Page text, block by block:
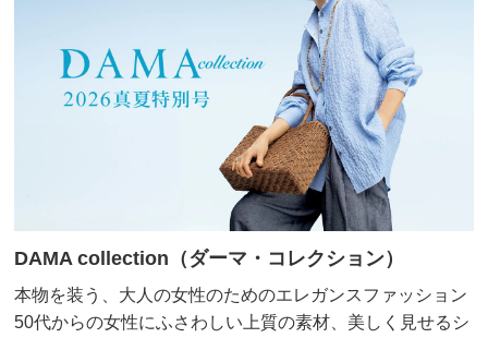
DAMA collection（ダーマ・コレクション）
本物を装う、大人の女性のためのエレガンスファッション
50代からの女性にふさわしい上質の素材、美しく見せるシ